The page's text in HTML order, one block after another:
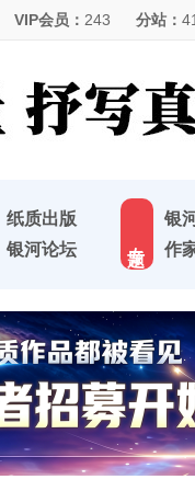
VIP会员： 243 分站： 41
纸质出版
银河论坛
银
作